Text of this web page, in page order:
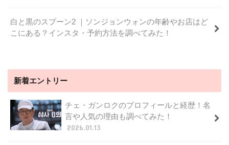
白と黒のスプーン2 ｜ソンジョンウォンの年齢やお店はど
こにある？インスタ・予約方法を調べてみた！
新着エントリー
チェ・ガンロクのプロフィールと経歴！名
言や人気の理由も調べてみた！
2026.01.13